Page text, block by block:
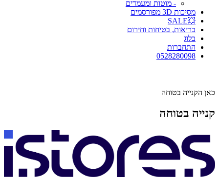
- מוטות ומעמדים
מסיכות 3D מפורסמים
💥SALE
בריאות, בטיחות וחירום
בלוג
התחברות
0528280098
כאן הקנייה בטוחה
קנייה בטוחה